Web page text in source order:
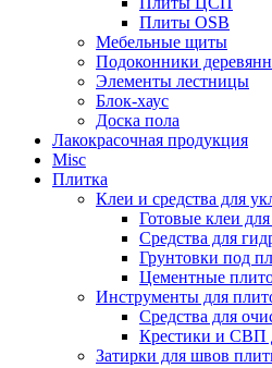
Плиты OSB
Мебельные щиты
Подоконники
Элементы лестницы
Блок-хаус
Доска пола
Лакокрасочная продукция
Misc
Плитка
Клеи и средства для
Готовые клеи
Средства для
Грунтовки под
Цементные
Инструменты для
Средства для
Крестики и СВП
Затирки для швов